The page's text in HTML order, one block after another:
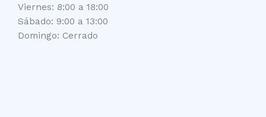
Viernes: 8:00 a 18:00
Sábado: 9:00 a 13:00
Domingo: Cerrado